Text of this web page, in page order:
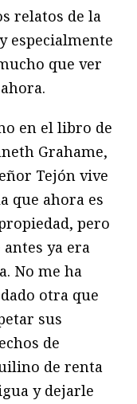
relatos de la
especialmente
que ver
en el libro de
Grahame,
Tejón vive
que ahora es
pero
antes ya era
No me ha
otra que
sus
de
de renta
y dejarle